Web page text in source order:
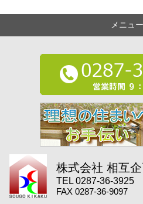
メニュー
株式会社 相互
TEL 0287-36-3925
FAX 0287-36-9097